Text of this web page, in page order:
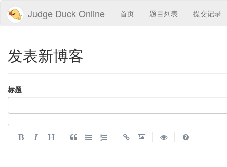
Judge Duck Online 首页 题目列表 提交记录
发表新博客
标题